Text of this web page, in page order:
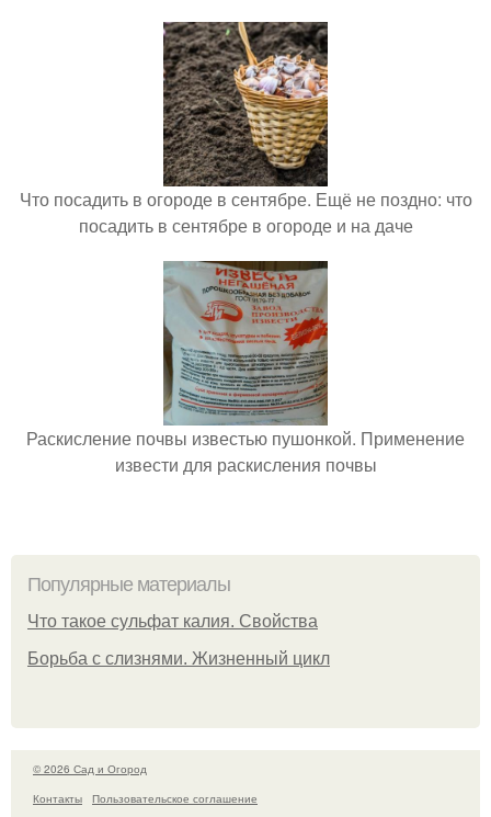
Что посадить в огороде в сентябре. Ещё не поздно: что
посадить в сентябре в огороде и на даче
Раскисление почвы известью пушонкой. Применение
извести для раскисления почвы
Популярные материалы
Что такое сульфат калия. Свойства
Борьба с слизнями. Жизненный цикл
© 2026 Сад и Огород
Контакты
Пользовательское соглашение